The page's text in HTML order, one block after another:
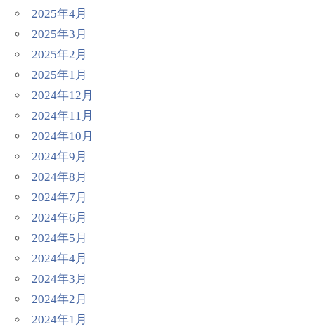
2025年4月
2025年3月
2025年2月
2025年1月
2024年12月
2024年11月
2024年10月
2024年9月
2024年8月
2024年7月
2024年6月
2024年5月
2024年4月
2024年3月
2024年2月
2024年1月